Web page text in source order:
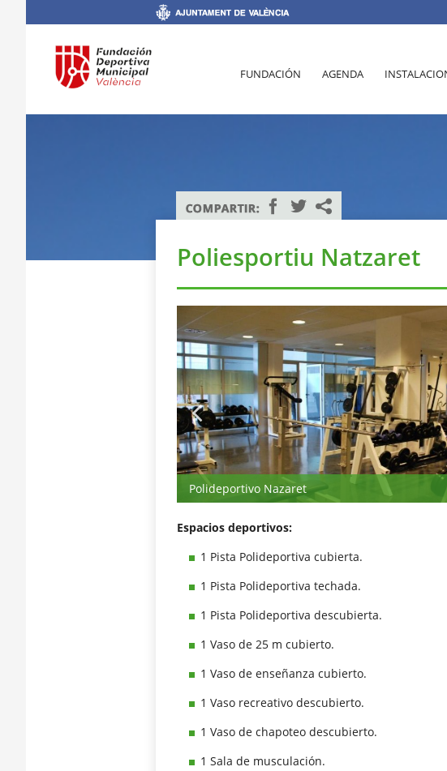
FUNDACIÓN AGENDA
Poliesportiu Natzaret
Polideportivo Nazaret
Espacios deportivos:
1 Pista Polideportiva cubierta.
1 Pista Polideportiva techada.
1 Pista Polideportiva descubierta.
1 Vaso de 25 m cubierto.
1 Vaso de enseñanza cubierto.
1 Vaso recreativo descubierto.
1 Vaso de chapoteo descubierto.
1 Sala de musculación.